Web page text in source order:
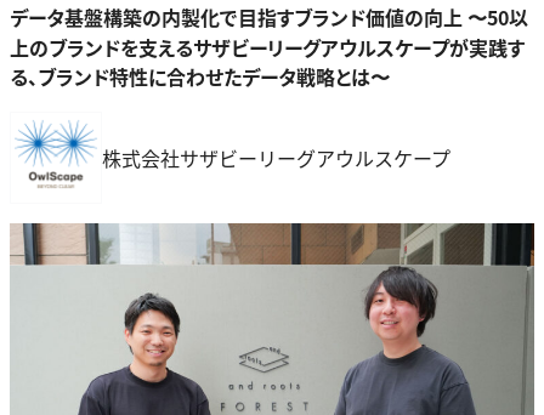
データ基盤構築の内製化で目指すブランド価値の向上 〜50以
上のブランドを支えるサザビーリーグアウルスケープが実践す
る、ブランド特性に合わせたデータ戦略とは〜
株式会社サザビーリーグアウルスケープ